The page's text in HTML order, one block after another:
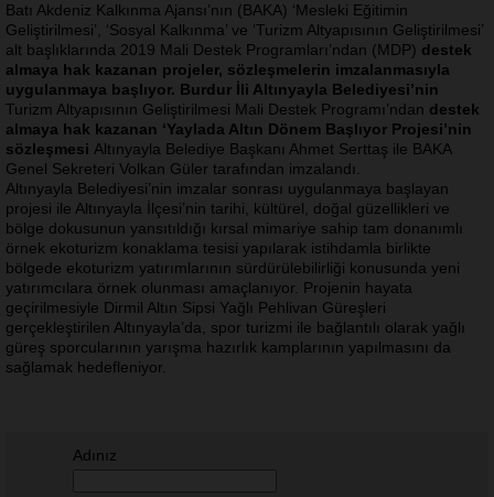
Batı Akdeniz Kalkınma Ajansı’nın (BAKA) ‘Mesleki Eğitimin
Geliştirilmesi’, ‘Sosyal Kalkınma’ ve ‘Turizm Altyapısının Geliştirilmesi’
alt başlıklarında 2019 Mali Destek Programları’ndan (MDP) destek
almaya hak kazanan projeler, sözleşmelerin imzalanmasıyla
uygulanmaya başlıyor. Burdur İli Altınyayla Belediyesi’nin
Turizm Altyapısının Geliştirilmesi Mali Destek Programı’ndan destek
almaya hak kazanan ‘Yaylada Altın Dönem Başlıyor Projesi’nin
sözleşmesi Altınyayla Belediye Başkanı Ahmet Serttaş ile BAKA
Genel Sekreteri Volkan Güler tarafından imzalandı.
Altınyayla Belediyesi’nin imzalar sonrası uygulanmaya başlayan
projesi ile Altınyayla İlçesi’nin tarihi, kültürel, doğal güzellikleri ve
bölge dokusunun yansıtıldığı kırsal mimariye sahip tam donanımlı
örnek ekoturizm konaklama tesisi yapılarak istihdamla birlikte
bölgede ekoturizm yatırımlarının sürdürülebilirliği konusunda yeni
yatırımcılara örnek olunması amaçlanıyor. Projenin hayata
geçirilmesiyle Dirmil Altın Sipsi Yağlı Pehlivan Güreşleri
gerçekleştirilen Altınyayla’da, spor turizmi ile bağlantılı olarak yağlı
güreş sporcularının yarışma hazırlık kamplarının yapılmasını da
sağlamak hedefleniyor.
Adınız